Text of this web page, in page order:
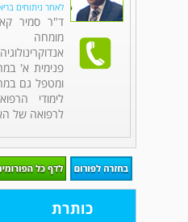
לאחר ניתוחים
ד"ר סמיר
מומחה
פנימית א'
ומטפל גם
לימודי
לרפואה של
כותרת